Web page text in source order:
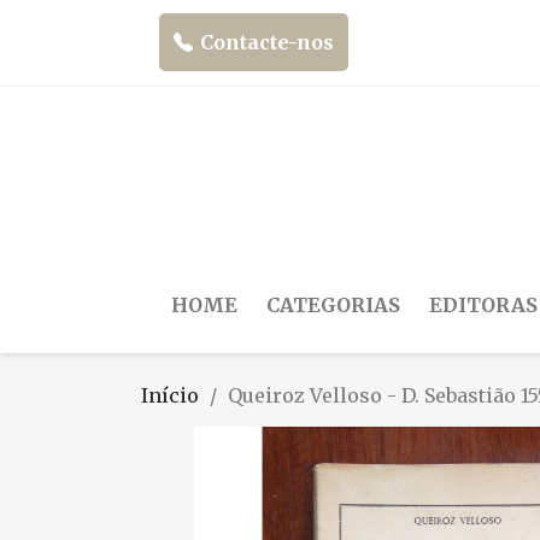
Contacte-nos
HOME CATEGORIAS EDITORAS
Início Queiroz Velloso - D. Sebastião